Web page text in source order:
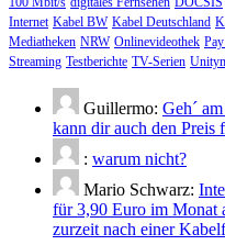
Internet Kabel BW Kabel Deutschland
Mediatheken NRW Onlinevideothek
Streaming Testberichte TV-Serien
Guillermo: Geh´
kann dir auch den Preis
: warum nicht?
Mario Schwarz:
für 3,90 Euro im Monat
zurzeit nach einer